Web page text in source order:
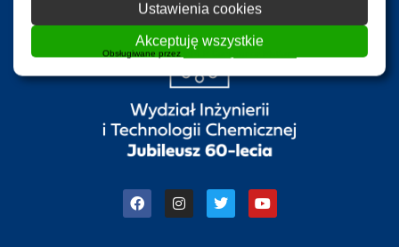
Ustawienia cookies
Akceptuję wszystkie
Obsługiwane przez WPLP Compliance Platform